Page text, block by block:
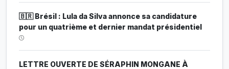
🇧🇷 Brésil : Lula da Silva annonce sa candidature
pour un quatrième et dernier mandat présidentiel
LETTRE OUVERTE DE SÉRAPHIN MONGANE À